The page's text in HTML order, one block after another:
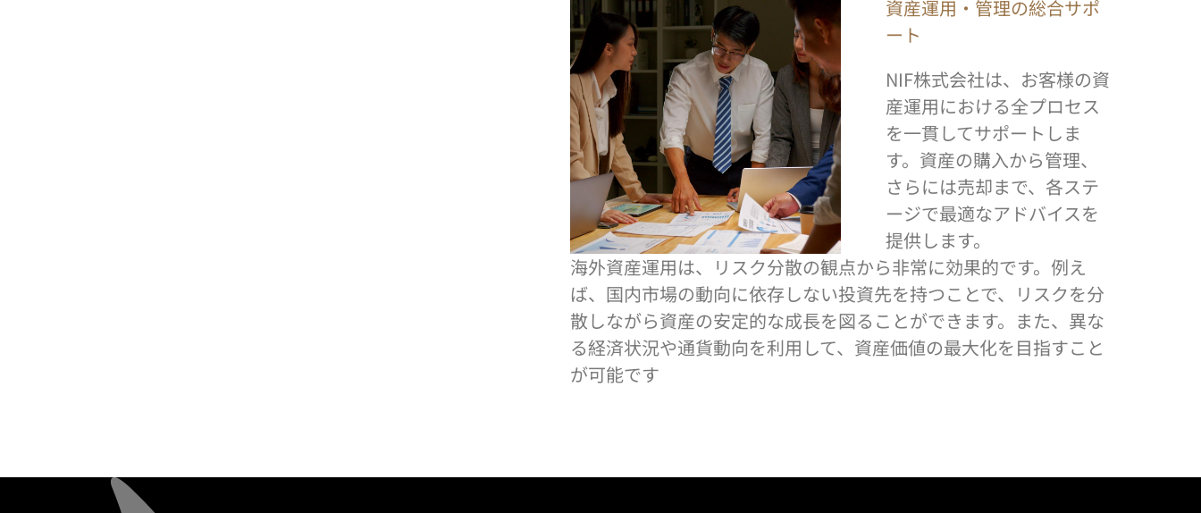
資産運用・管理の総合サポ
ート
NIF株式会社は、お客様の資
産運用における全プロセス
を一貫してサポートしま
す。資産の購入から管理、
さらには売却まで、各ステ
ージで最適なアドバイスを
提供します。
海外資産運用は、リスク分散の観点から非常に効果的です。例え
ば、国内市場の動向に依存しない投資先を持つことで、リスクを分
散しながら資産の安定的な成長を図ることができます。また、異な
る経済状況や通貨動向を利用して、資産価値の最大化を目指すこと
が可能です